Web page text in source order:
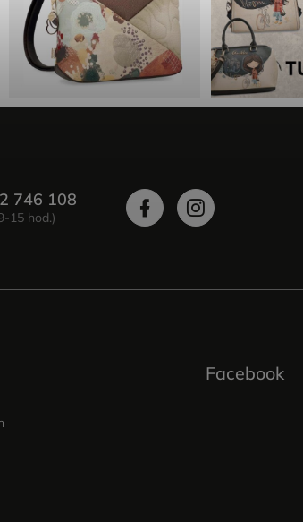
746 108
Facebook